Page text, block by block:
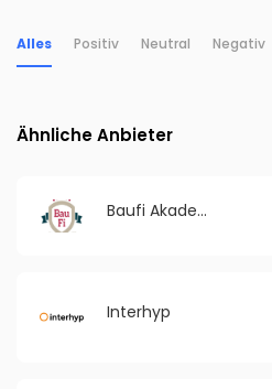
Alles Positiv Neutral Negativ
Ähnliche Anbieter
Baufi Akademie
Interhyp